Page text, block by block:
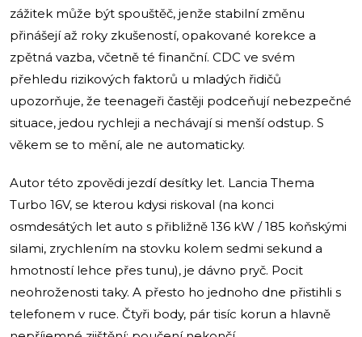
zážitek může být spouštěč, jenže stabilní změnu
přinášejí až roky zkušeností, opakované korekce a
zpětná vazba, včetně té finanční. CDC ve svém
přehledu rizikových faktorů u mladých řidičů
upozorňuje, že teenageři častěji podceňují nebezpečné
situace, jedou rychleji a nechávají si menší odstup. S
věkem se to mění, ale ne automaticky.
Autor této zpovědi jezdí desítky let. Lancia Thema
Turbo 16V, se kterou kdysi riskoval (na konci
osmdesátých let auto s přibližně 136 kW / 185 koňskými
silami, zrychlením na stovku kolem sedmi sekund a
hmotností lehce přes tunu), je dávno pryč. Pocit
neohroženosti taky. A přesto ho jednoho dne přistihli s
telefonem v ruce. Čtyři body, pár tisíc korun a hlavně